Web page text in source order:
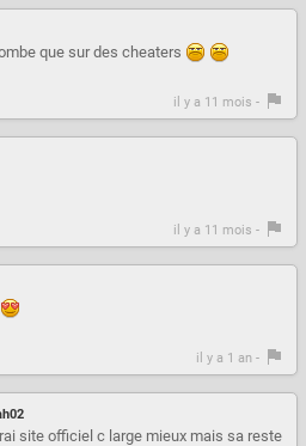
que sur des cheaters
il y a 11 mois -
il y a 11 mois -
il y a 1 an -
site officiel c large mieux mais sa reste